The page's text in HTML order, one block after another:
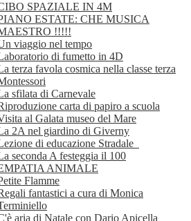
SPAZIALE IN 4M
ESTATE: CHE MUSICA
!!!!!
viaggio nel tempo
di fumetto in 4D
terza favola cosmica nella classe terza
sfilata di Carnevale
carta di papiro a scuola
al Galata museo del Mare
2A nel giardino di Giverny
di educazione Stradale
seconda A festeggia il 100
ANIMALE
Flamme
fantastici a cura di Monica
aria di Natale con Dario Apicella